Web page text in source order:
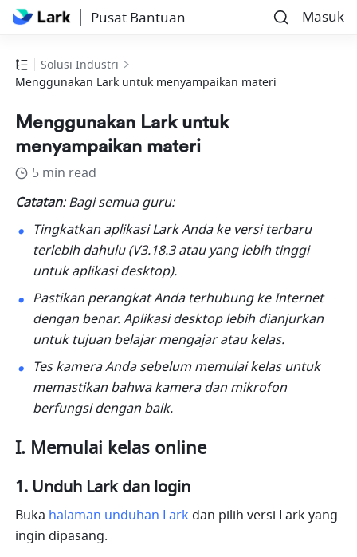
Pusat Bantuan Masuk
Solusi Industri
Menggunakan Lark untuk menyampaikan materi
Menggunakan Lark untuk
menyampaikan materi
5 min read
Catatan: Bagi semua guru:
Tingkatkan aplikasi Lark Anda ke versi terbaru
terlebih dahulu (V3.18.3 atau yang lebih tinggi
untuk aplikasi desktop).
Pastikan perangkat Anda terhubung ke Internet
dengan benar. Aplikasi desktop lebih dianjurkan
untuk tujuan belajar mengajar atau kelas.
Tes kamera Anda sebelum memulai kelas untuk
memastikan bahwa kamera dan mikrofon
berfungsi dengan baik.
I. Memulai kelas online
1. Unduh Lark dan login
Buka halaman unduhan Lark dan pilih versi Lark yang
ingin dipasang.